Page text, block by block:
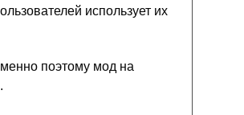
использует их
поэтому мод на